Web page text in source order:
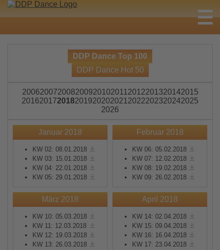
DDP Dance Top 100
DDP Dance Hot 50
200620072008200920102011 2012201320142015
201620172018201920202021 2022202320242025
2026
Januar 2018
KW 02: 08.01.2018
KW 03: 15.01.2018
KW 04: 22.01.2018
KW 05: 29.01.2018
Februar 2018
KW 06: 05.02.2018
KW 07: 12.02.2018
KW 08: 19.02.2018
KW 09: 26.02.2018
März 2018
KW 10: 05.03.2018
KW 11: 12.03.2018
KW 12: 19.03.2018
KW 13: 26.03.2018
April 2018
KW 14: 02.04.2018
KW 15: 09.04.2018
KW 16: 16.04.2018
KW 17: 23.04.2018